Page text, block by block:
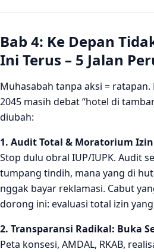
Bab 4: Ke Depan
Ini Terus – 5 Jalan
Muhasabah tanpa aksi =
2045 masih debat “hotel di
diubah:
1. Audit Total & Moratorium
Stop dulu obral IUP/IUPK. Audit
tumpang tindih, mana yang di
nggak bayar reklamasi. Cabut
dorong ini: evaluasi total izin
2. Transparansi Radikal: Buka
Peta konsesi, AMDAL, RKAB,